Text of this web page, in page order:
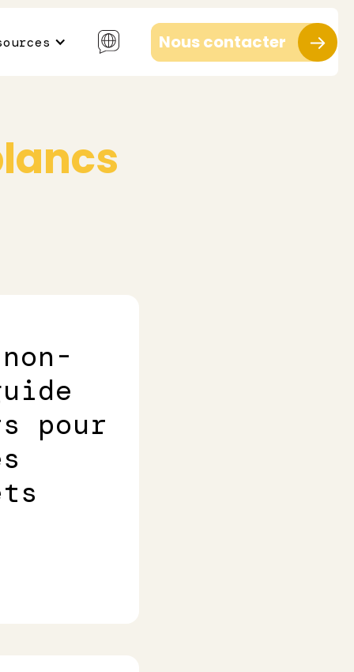
Nous contacter
pour